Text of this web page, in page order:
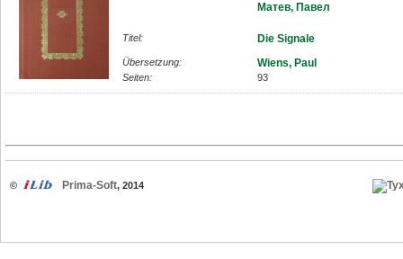
Матев, Павел
Titel: Die Signale
Übersetzung: Wiens, Paul
Seiten: 93
© Prima-Soft, 2014